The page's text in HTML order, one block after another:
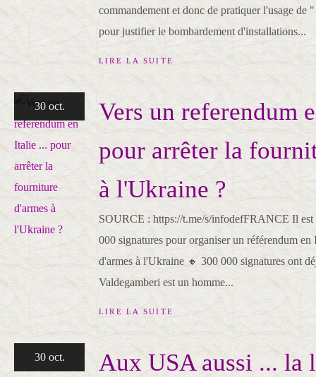
commandement et donc de pratiquer l'usage de
pour justifier le bombardement d'installations...
LIRE LA SUITE
30 oct.
Vers un referendum
pour arrêter la
à l'Ukraine ?
SOURCE : https://t.me/s/infodefFRANCE Il est
000 signatures pour organiser un référendum
d'armes à l'Ukraine 🔸 300 000 signatures ont
Valdegamberi est un homme...
LIRE LA SUITE
30 oct. Aux USA aussi ... la